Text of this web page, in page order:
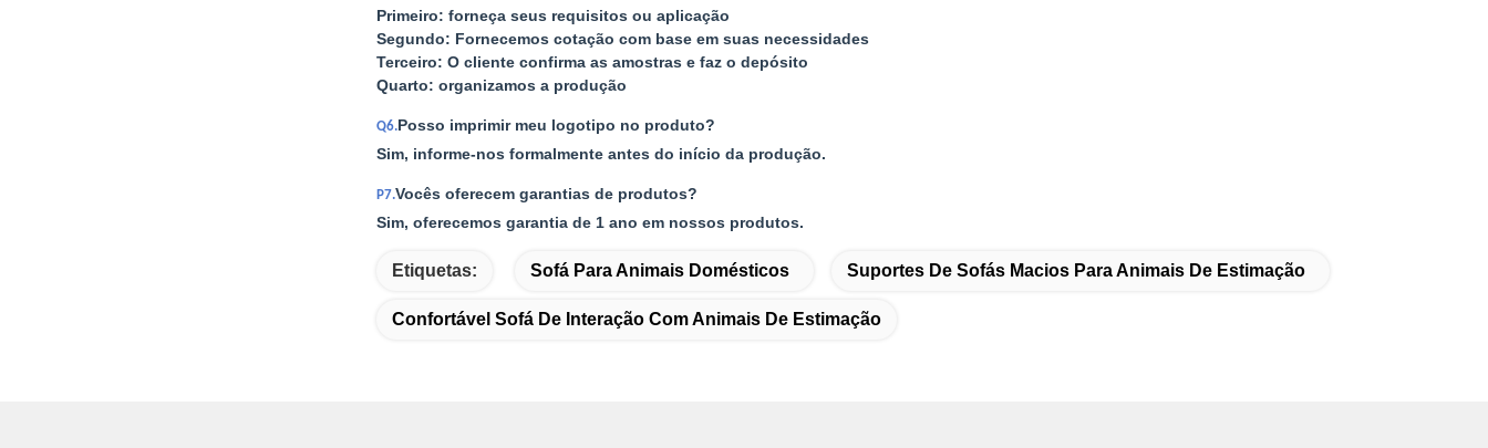
Primeiro: forneça seus requisitos ou aplicação
Segundo: Fornecemos cotação com base em suas necessidades
Terceiro: O cliente confirma as amostras e faz o depósito
Quarto: organizamos a produção
Q6.Posso imprimir meu logotipo no produto?
Sim, informe-nos formalmente antes do início da produção.
P7.Vocês oferecem garantias de produtos?
Sim, oferecemos garantia de 1 ano em nossos produtos.
Etiquetas: Sofá Para Animais Domésticos Suportes De Sofás Macios Para Animais De Estimação
Confortável Sofá De Interação Com Animais De Estimação